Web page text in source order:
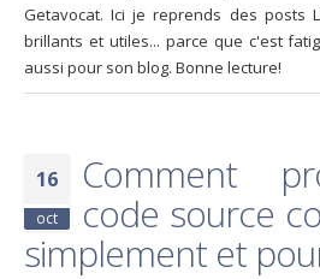
Getavocat. Ici je reprends des posts
brillants et utiles... parce que c'est
aussi pour son blog. Bonne lecture!
16
oct
Comment
code source
simplement et